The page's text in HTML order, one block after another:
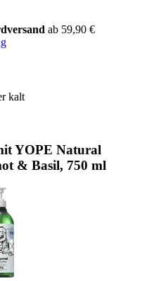
ab 59,90 €
kalt
YOPE Natural
& Basil, 750 ml